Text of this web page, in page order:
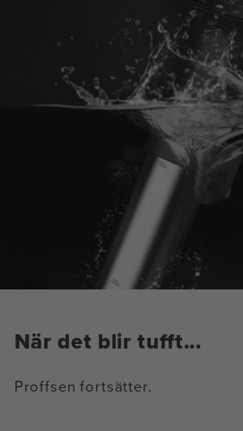
När det blir tufft...
Proffsen fortsätter.